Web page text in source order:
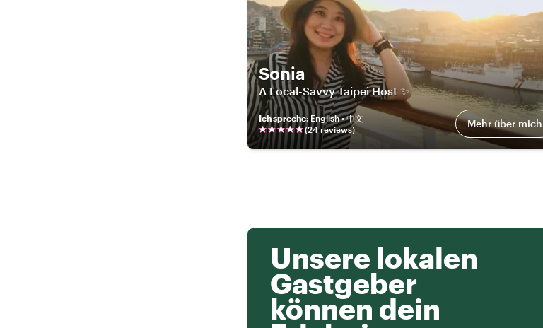
Sonia
A Local-Savvy Taipei Host ✨
Ich spreche: English • 中文
(24reviews) Mehr über mich
Unsere lokalen
Gastgeber
können dein